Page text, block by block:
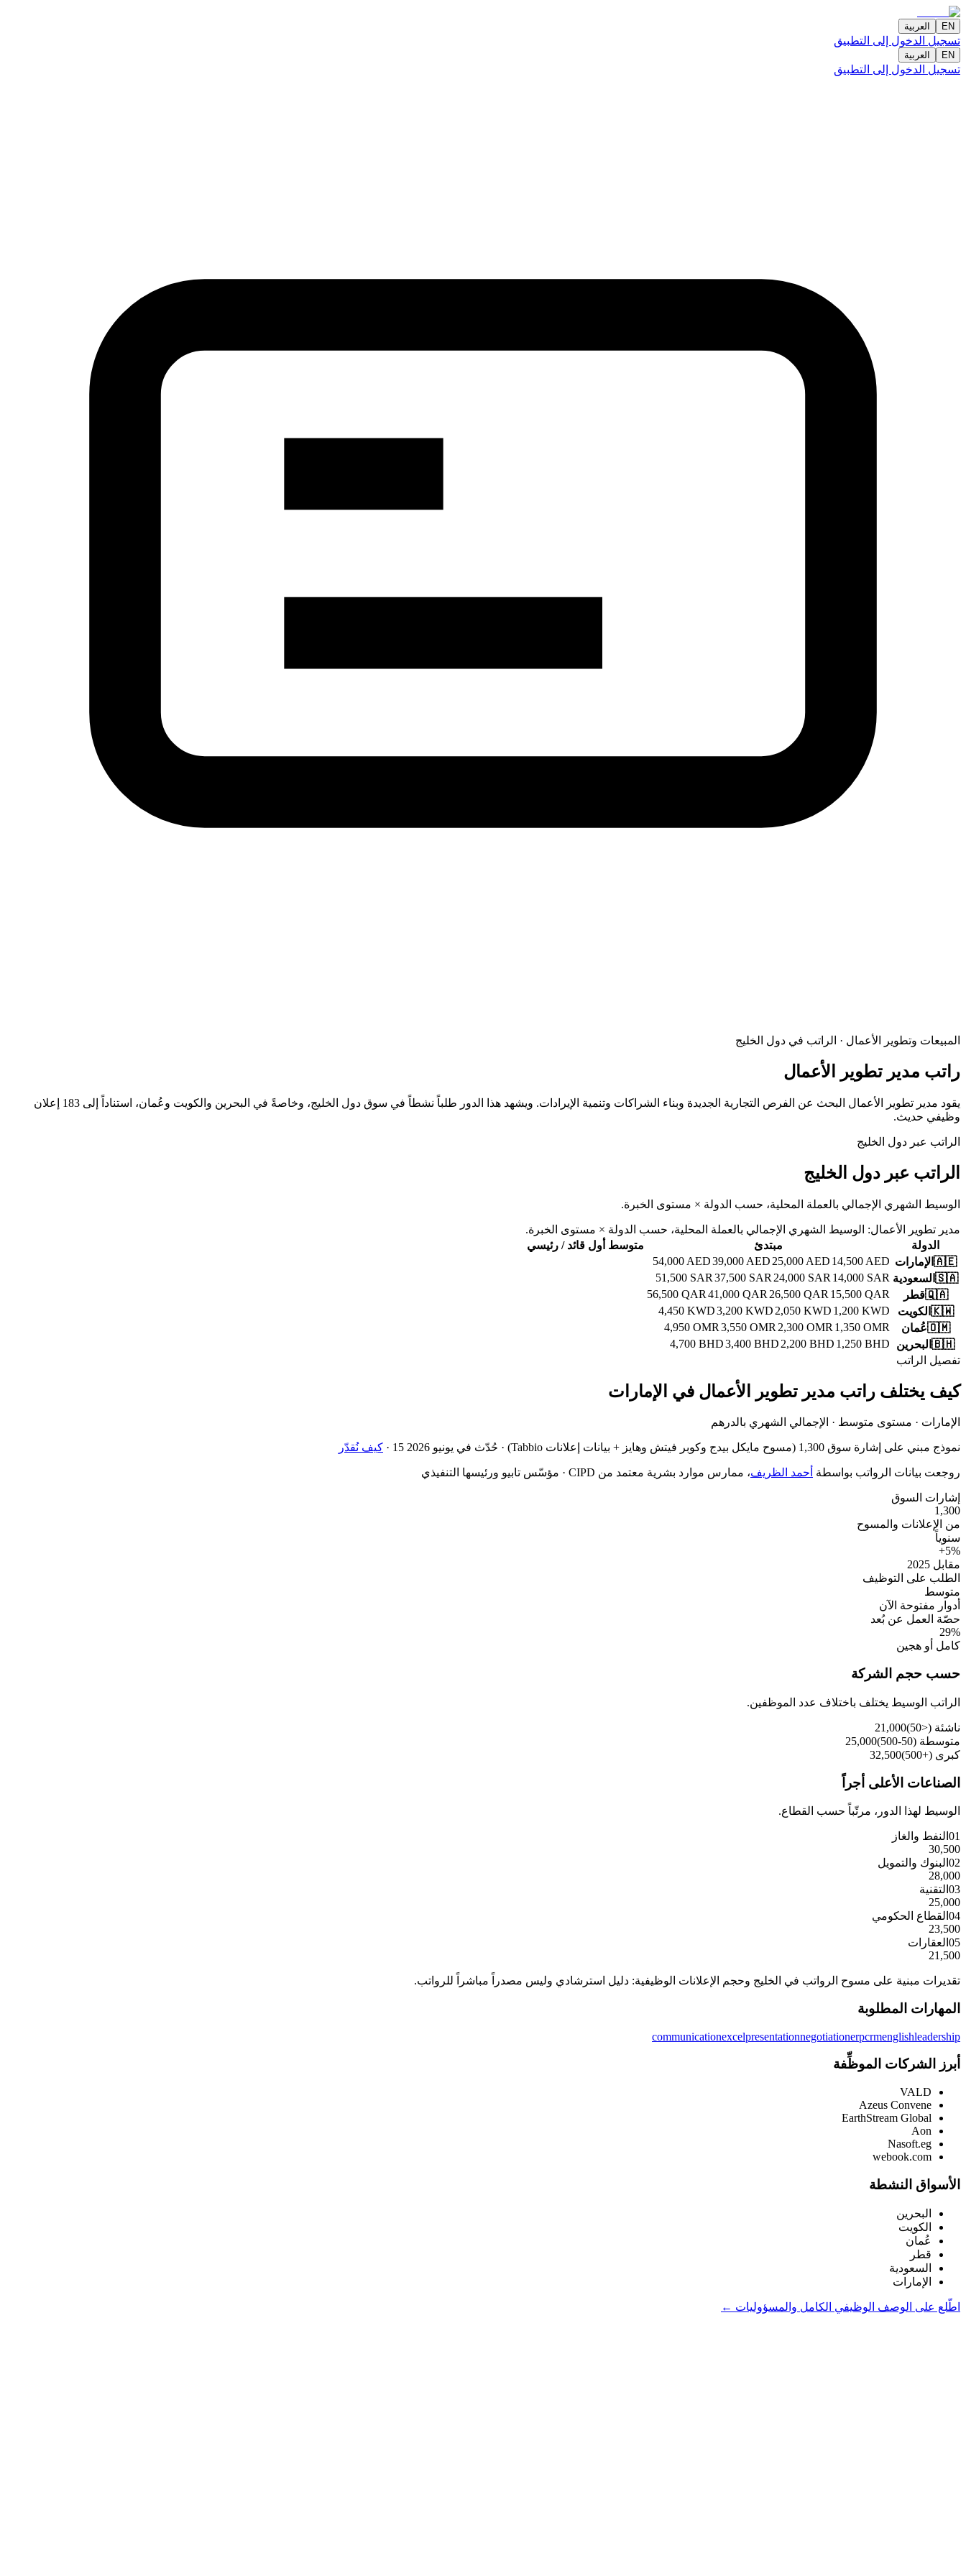
EN العربية
تسجيل الدخول إلى التطبيق
EN العربية
تسجيل الدخول إلى التطبيق
المبيعات وتطوير الأعمال · الراتب في دول الخليج
راتب مدير تطوير الأعمال
يقود مدير تطوير الأعمال البحث عن الفرص التجارية الجديدة وبناء الشراكات وتنمية الإيرادات. ويشهد هذا الدور طلباً نشطاً في سوق دول الخليج، وخاصةً في البحرين والكويت وعُمان، استناداً إلى 183 إعلان
وظيفي حديث.
الراتب عبر دول الخليج
الراتب عبر دول الخليج
الوسيط الشهري الإجمالي بالعملة المحلية، حسب الدولة × مستوى الخبرة.
مدير تطوير الأعمال: الوسيط الشهري الإجمالي بالعملة المحلية، حسب الدولة × مستوى الخبرة.
الدولة
مبتدئ متوسط أول قائد / رئيسي
🇦🇪 الإمارات 14,500 AED
25,000 AED
39,000 AED
54,000 AED
🇸🇦 السعودية 14,000 SAR
24,000 SAR
37,500 SAR
51,500 SAR
🇶🇦قطر 15,500 QAR
26,500 QAR
41,000 QAR
56,500 QAR
🇰🇼 الكويت 1,200 KWD
2,050 KWD
3,200 KWD
4,450 KWD
🇴🇲عُمان 1,350 OMR
2,300 OMR
3,550 OMR
4,950 OMR
🇧🇭 البحرين 1,250 BHD
2,200 BHD
3,400 BHD
4,700 BHD
تفصيل الراتب
كيف يختلف راتب مدير تطوير الأعمال في الإمارات
الإمارات · مستوى متوسط · الإجمالي الشهري بالدرهم
نموذج مبني على 1,300 إشارة سوق (مسوح مايكل بيدج وكوبر فيتش وهايز + بيانات إعلانات Tabbio) · حُدّث في 15 يونيو 2026 · كيف نُقدّر
روجعت بيانات الرواتب بواسطة أحمد الظريف، ممارس موارد بشرية معتمد من CIPD · مؤسّس تابيو ورئيسها التنفيذي
إشارات السوق
1,300
من الإعلانات والمسوح
سنوياً
+5%
مقابل 2025
الطلب على التوظيف
متوسط
أدوار مفتوحة الآن
حصّة العمل عن بُعد
29%
كامل أو هجين
حسب حجم الشركة
الراتب الوسيط يختلف باختلاف عدد الموظفين.
ناشئة (<50)
21,000
متوسطة (50-500)
25,000
كبرى (+500)
32,500
الصناعات الأعلى أجراً
الوسيط لهذا الدور، مرتّباً حسب القطاع.
01 النفط والغاز
30,500
02 البنوك والتمويل
28,000
03 التقنية
25,000
04 القطاع الحكومي
23,500
05 العقارات
21,500
تقديرات مبنية على مسوح الرواتب في الخليج وحجم الإعلانات الوظيفية: دليل استرشادي وليس مصدراً مباشراً للرواتب.
المهارات المطلوبة
communicationexcelpresentationnegotiationerpcrmenglishleadership
أبرز الشركات الموظِّفة
VALD
Azeus Convene
EarthStream Global
Aon
Nasoft.eg
webook.com
الأسواق النشطة
البحرين
الكويت
عُمان
قطر
السعودية
الإمارات
اطّلع على الوصف الوظيفي الكامل والمسؤوليات ←